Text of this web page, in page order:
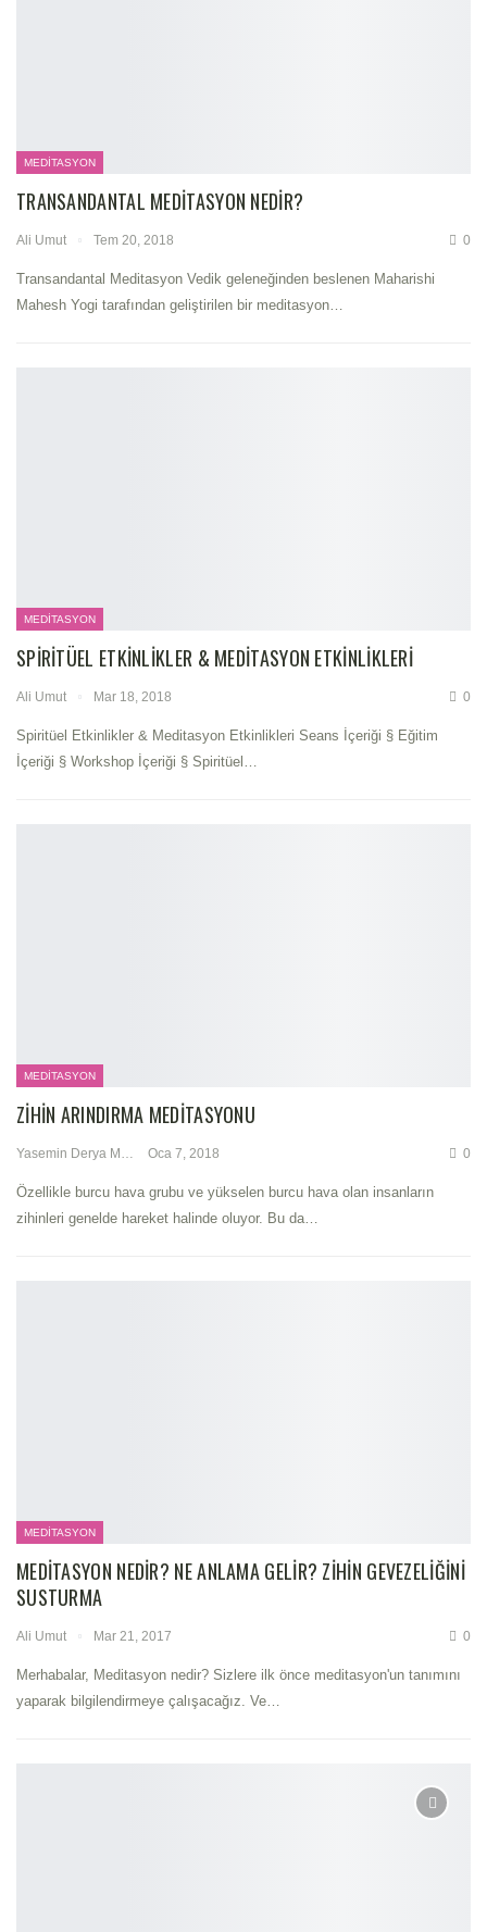
MEDITASYON
TRANSANDANTAL MEDITASYON NEDIR?
Ali Umut Tem 20, 2018 0
Transandantal Meditasyon Vedik geleneğinden beslenen Maharishi
Mahesh Yogi tarafından geliştirilen bir meditasyon…
MEDITASYON
SPIRITÜEL ETKINLIKLER & MEDITASYON ETKINLIKLERI
Ali Umut Mar 18, 2018 0
Spiritüel Etkinlikler & Meditasyon Etkinlikleri Seans İçeriği § Eğitim
İçeriği § Workshop İçeriği § Spiritüel…
MEDITASYON
ZIHIN ARINDIRMA MEDITASYONU
Yasemin Derya Metin Oca 7, 2018 0
Özellikle burcu hava grubu ve yükselen burcu hava olan insanların
zihinleri genelde hareket halinde oluyor. Bu da…
MEDITASYON
MEDITASYON NEDIR? NE ANLAMA GELIR? ZIHIN GEVEZELIĞINI
SUSTURMA
Ali Umut Mar 21, 2017 0
Merhabalar, Meditasyon nedir? Sizlere ilk önce meditasyon'un tanımını
yaparak bilgilendirmeye çalışacağız. Ve…